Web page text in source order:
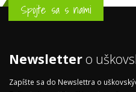
Spojte sa s nami
Newsletter o
Zapíšte sa do Newslettra o